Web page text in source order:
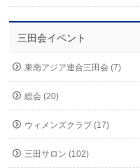
三田会イベント
東南アジア連合三田会 (7)
総会 (20)
ウィメンズクラブ (17)
三田サロン (102)